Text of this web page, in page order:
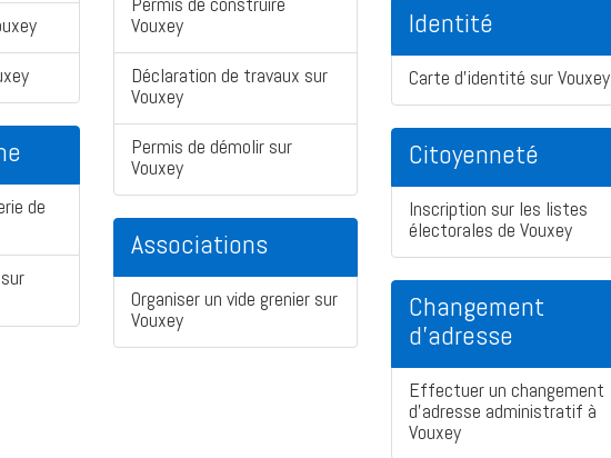
de
Vouxey
Déclaration de travaux sur
Vouxey
Permis de démolir sur
Vouxey
Associations
Organiser un vide grenier sur
Vouxey
Identité
Carte d'identité sur Vouxey
Citoyenneté
Inscription sur les listes
électorales de Vouxey
Changement
d'adresse
Effectuer un changement
d'adresse administratif à
Vouxey